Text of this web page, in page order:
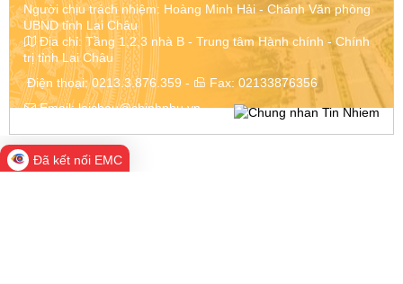
Người chịu trách nhiệm: Hoàng Minh Hải - Chánh Văn phòng
UBND tỉnh Lai Châu
Địa chỉ: Tầng 1,2,3 nhà B - Trung tâm Hành chính - Chính
trị tỉnh Lai Châu
Điện thoại:0213.3.876.359 - Fax: 02133876356
Email:laichau@chinhphu.vn
Đã kết nối EMC